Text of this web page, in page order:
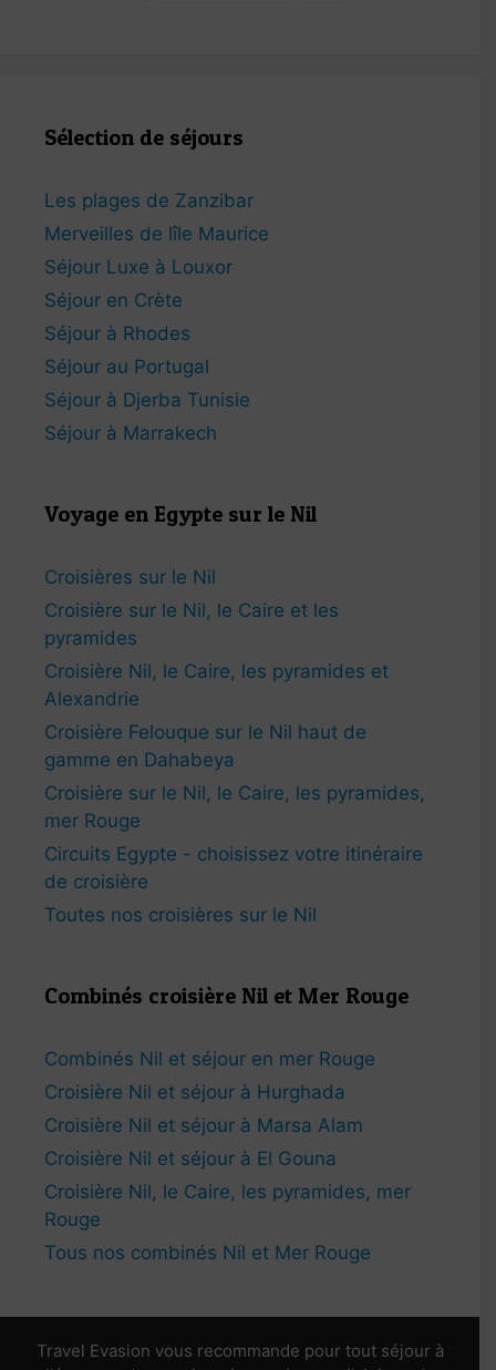
Sélection de séjours
Les plages de Zanzibar
Merveilles de lîle Maurice
Séjour Luxe à Louxor
Séjour en Crète
Séjour à Rhodes
Séjour au Portugal
Séjour à Djerba Tunisie
Séjour à Marrakech
Voyage en Egypte sur le Nil
Croisières sur le Nil
Croisière sur le Nil, le Caire et les
pyramides
Croisière Nil, le Caire, les pyramides et
Alexandrie
Croisière Felouque sur le Nil haut de
gamme en Dahabeya
Croisière sur le Nil, le Caire, les pyramides,
mer Rouge
Circuits Egypte - choisissez votre itinéraire
de croisière
Toutes nos croisières sur le Nil
Combinés croisière Nil et Mer Rouge
Combinés Nil et séjour en mer Rouge
Croisière Nil et séjour à Hurghada
Croisière Nil et séjour à Marsa Alam
Croisière Nil et séjour à El Gouna
Croisière Nil, le Caire, les pyramides, mer
Rouge
Tous nos combinés Nil et Mer Rouge
Travel Evasion vous recommande pour tout séjour à